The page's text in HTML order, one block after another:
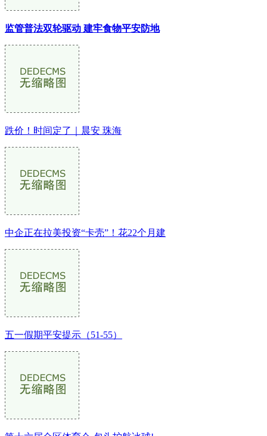
监管普法双轮驱动 建牢食物平安防地
跌价！时间定了｜晨安 珠海
中企正在拉美投资“卡壳”！花22个月建
五一假期平安提示（51-55）